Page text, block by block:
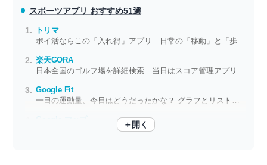
スポーツアプリ おすすめ51選
トリマ
ポイ活ならこの「入れ得」アプリ 日常の「移動」と「歩数」がお小遣いに
楽天GORA
日本全国のゴルフ場を詳細検索 当日はスコア管理アプリとしても活躍
Google Fit
一日の運動量、今日はどうだったかな？ グラフとリストで振り返り
地図アプリの最大手 旅先のルートもお店探しもこれひとつ
＋開く